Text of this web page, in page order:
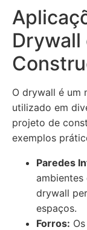
Drywall
O drywall é um
utilizado em
projeto de
exemplos
Paredes
ambientes
drywall
espaços.
Forros: